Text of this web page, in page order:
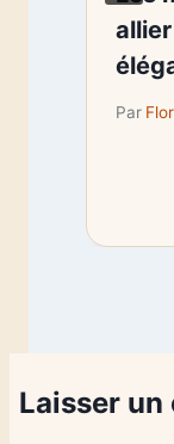
Par
Laisser